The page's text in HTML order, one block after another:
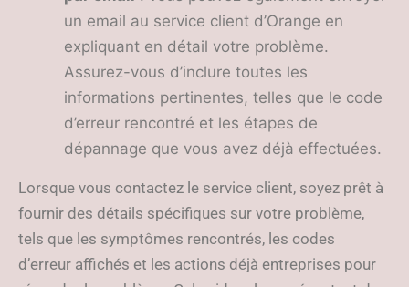
un email au service client d’Orange en
expliquant en détail votre problème.
Assurez-vous d’inclure toutes les
informations pertinentes, telles que le code
d’erreur rencontré et les étapes de
dépannage que vous avez déjà effectuées.
Lorsque vous contactez le service client, soyez prêt à
fournir des détails spécifiques sur votre problème,
tels que les symptômes rencontrés, les codes
d’erreur affichés et les actions déjà entreprises pour